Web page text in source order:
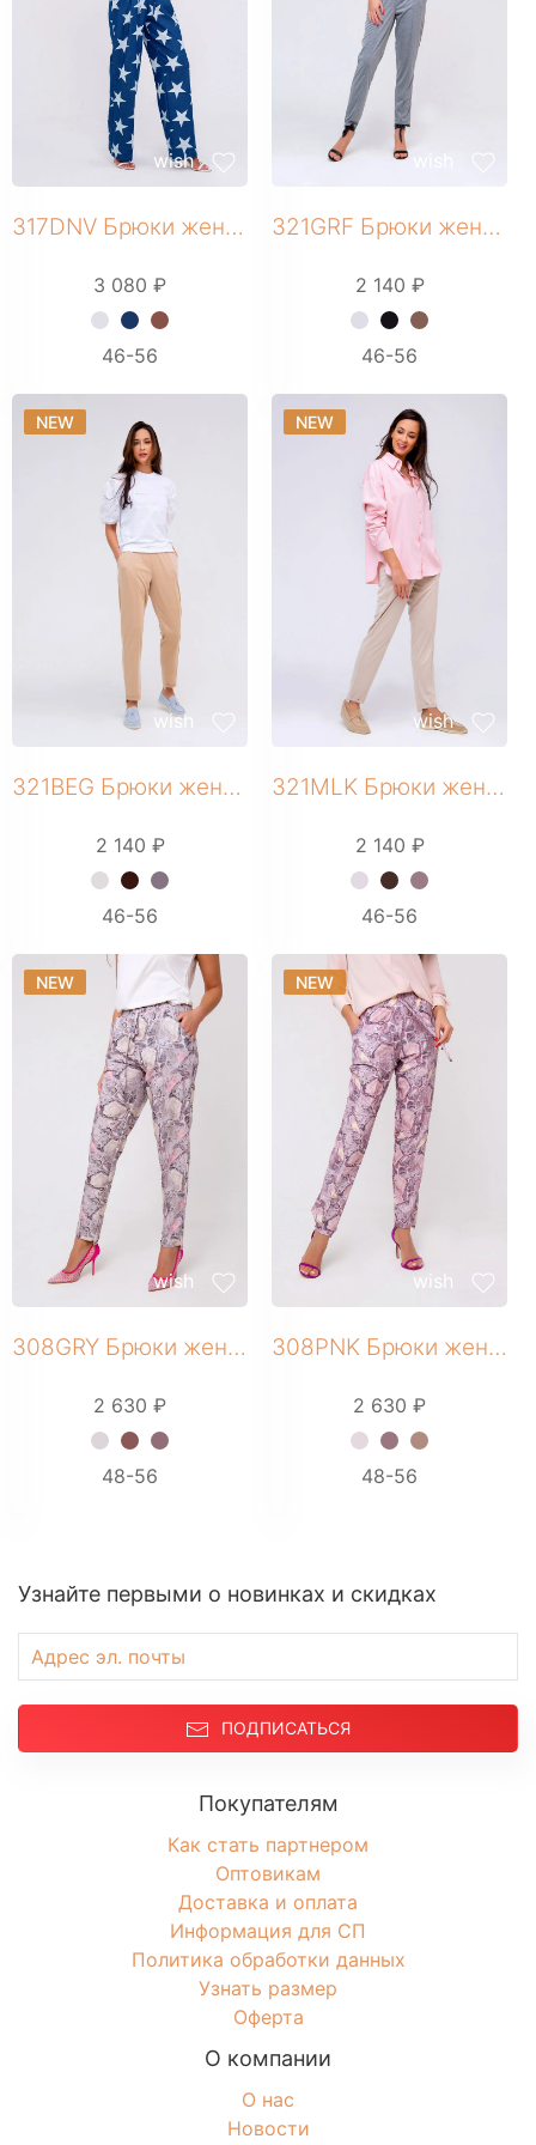
Партнерам
Регистрация
wish
317DNV Брюки женские
3 080 ₽
46-56
+ 3 фото
321GRF Брюки женские
2 140 ₽
46-56
+ 3 фото
wish
NEW
321BEG Брюки женские
2 140 ₽
46-56
+ 2 фото
wish
NEW
321MLK Брюки женские
2 140 ₽
46-56
+ 3 фото
wish
NEW
308GRY Брюки женские
2 630 ₽
48-56
+ 2 фото
wish
NEW
308PNK Брюки женские
2 630 ₽
48-56
+ 4 фото
Узнайте первыми о новинках и скидках
ПОДПИСАТЬСЯ
Покупателям
Как стать партнером
Оптовикам
Доставка и оплата
Информация для СП
Политика обработки данных
Узнать размер
Оферта
О компании
О нас
Новости